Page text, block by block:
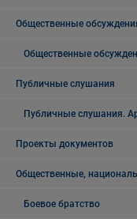
Общественные
Общественные
Публичные слушания
Публичные слушания.
Проекты документов
Общественные,
Боевое братство